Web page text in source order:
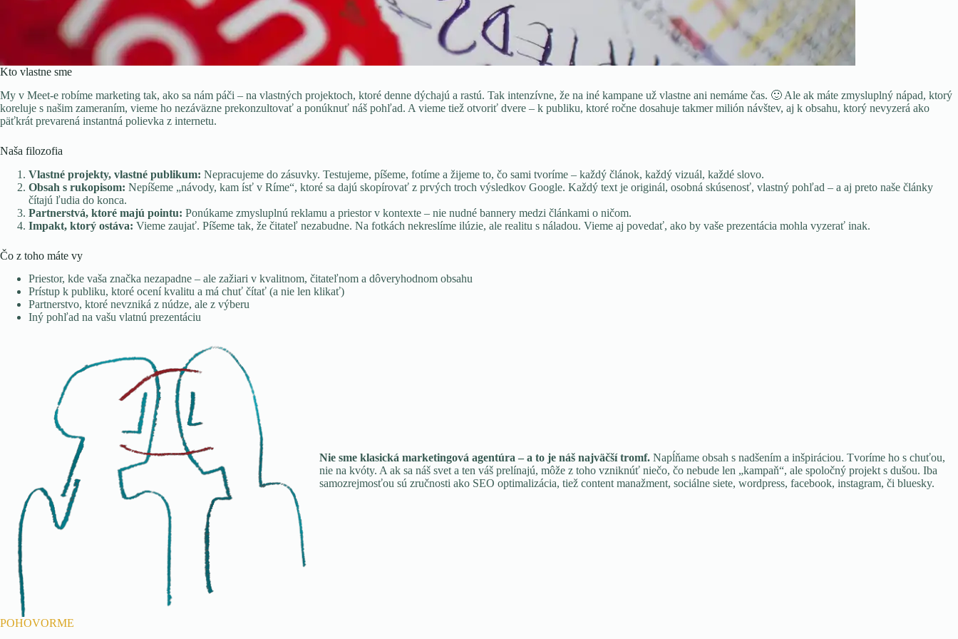
Kto vlastne sme
My v Meet-e robíme marketing tak, ako sa nám páči – na vlastných projektoch, ktoré denne dýchajú a rastú. Tak intenzívne, že na iné kampane už vlastne ani nemáme čas. 🙂 Ale ak máte zmysluplný nápad, ktorý
koreluje s našim zameraním, vieme ho nezáväzne prekonzultovať a ponúknuť náš pohľad. A vieme tiež otvoriť dvere – k publiku, ktoré ročne dosahuje takmer milión návštev, aj k obsahu, ktorý nevyzerá ako
päťkrát prevarená instantná polievka z internetu.
Naša filozofia
Vlastné projekty, vlastné publikum: Nepracujeme do zásuvky. Testujeme, píšeme, fotíme a žijeme to, čo sami tvoríme – každý článok, každý vizuál, každé slovo.
Obsah s rukopisom: Nepíšeme „návody, kam ísť v Ríme“, ktoré sa dajú skopírovať z prvých troch výsledkov Google. Každý text je originál, osobná skúsenosť, vlastný pohľad – a aj preto naše články
čítajú ľudia do konca.
Partnerstvá, ktoré majú pointu: Ponúkame zmysluplnú reklamu a priestor v kontexte – nie nudné bannery medzi článkami o ničom.
Impakt, ktorý ostáva: Vieme zaujať. Píšeme tak, že čitateľ nezabudne. Na fotkách nekreslíme ilúzie, ale realitu s náladou. Vieme aj povedať, ako by vaše prezentácia mohla vyzerať inak.
Čo z toho máte vy
Priestor, kde vaša značka nezapadne – ale zažiari v kvalitnom, čitateľnom a dôveryhodnom obsahu
Prístup k publiku, ktoré ocení kvalitu a má chuť čítať (a nie len klikať)
Partnerstvo, ktoré nevzniká z núdze, ale z výberu
Iný pohľad na vašu vlatnú prezentáciu
Nie sme klasická marketingová agentúra – a to je náš najväčší tromf.Napĺňame obsah s nadšením a inšpiráciou. Tvoríme ho s chuťou,
nie na kvóty. A ak sa náš svet a ten váš prelínajú, môže z toho vzniknúť niečo, čo nebude len „kampaň“, ale spoločný projekt s dušou. Iba
samozrejmosťou sú zručnosti ako SEO optimalizácia, tiež content manažment, sociálne siete, wordpress, facebook, instagram, či bluesky.
POHOVORME